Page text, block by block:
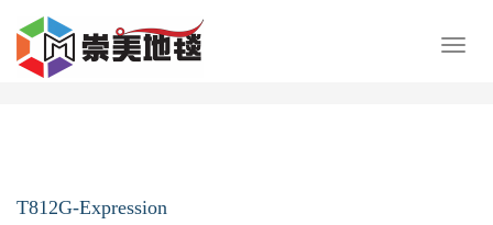
展
T812G-Expression